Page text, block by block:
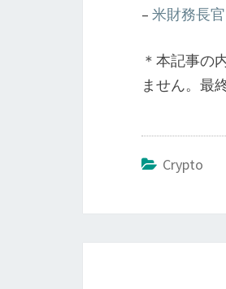
– 米財務長
＊本記事の
ません。最
Crypto